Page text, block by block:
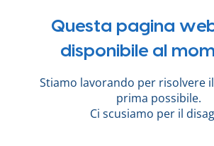
Questa pagina
disponibile al
Stiamo lavorando per risolvere
prima possibile.
Ci scusiamo per il